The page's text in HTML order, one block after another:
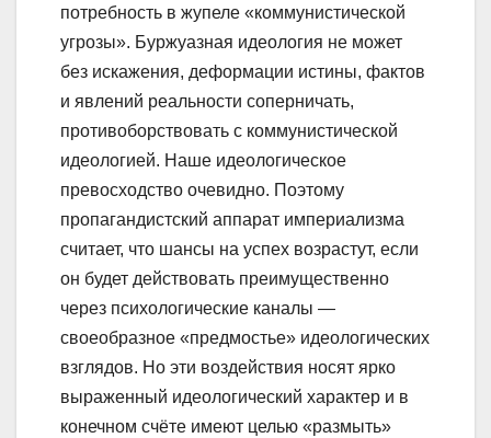
потребность в жупеле «коммунистической
угрозы». Буржуазная идеология не может
без искажения, деформации истины, фактов
и явлений реальности соперничать,
противоборствовать с коммунистической
идеологией. Наше идеологическое
превосходство очевидно. Поэтому
пропагандистский аппарат империализма
считает, что шансы на успех возрастут, если
он будет действовать преимущественно
через психологические каналы —
своеобразное «предмостье» идеологических
взглядов. Но эти воздействия носят ярко
выраженный идеологический характер и в
конечном счёте имеют целью «размыть»